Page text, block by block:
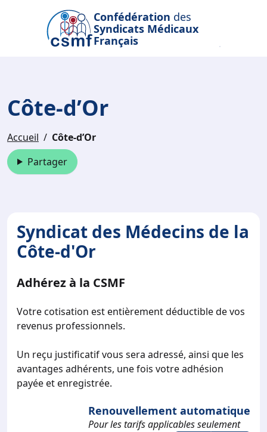
Passer au contenu principal
Confédération des
Syndicats Médicaux
Français
Côte-d’Or
Accueil
Côte-d’Or
Partager
Syndicat des Médecins de la
Côte-d'Or
Adhérez à la CSMF
Votre cotisation est entièrement déductible de vos
revenus professionnels.
Un reçu justificatif vous sera adressé, ainsi que les
avantages adhérents, une fois votre adhésion
payée et enregistrée.
Renouvellement automatique
Pour les tarifs applicables seulement